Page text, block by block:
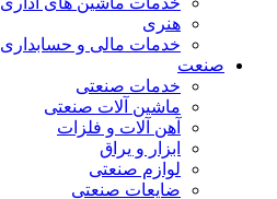
هنری
خدمات مالی و حسابداری
صنعت
خدمات صنعتی
ماشین آلات صنعتی
آهن آلات و فلزات
ابزار و یراق
لوازم صنعتی
ضایعات صنعتی